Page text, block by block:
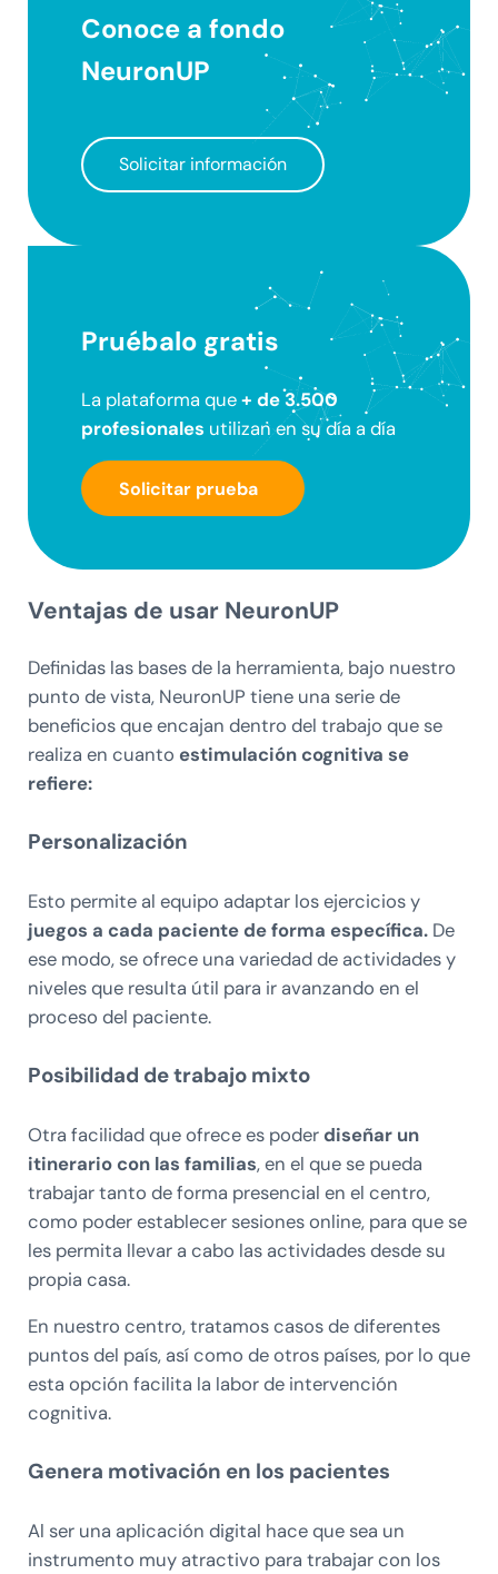
Conoce a fondo
NeuronUP
Solicitar información
Pruébalo gratis
La plataforma que+ de 3.500
profesionales utilizan en su día a día
Solicitar prueba
Ventajas de usar NeuronUP
Definidas las bases de la herramienta, bajo nuestro
punto de vista, NeuronUP tiene una serie de
beneficios que encajan dentro del trabajo que se
realiza en cuanto estimulación cognitiva se
refiere:
Personalización
Esto permite al equipo adaptar los ejercicios y
juegos a cada paciente de forma específica.De
ese modo, se ofrece una variedad de actividades y
niveles que resulta útil para ir avanzando en el
proceso del paciente.
Posibilidad de trabajo mixto
Otra facilidad que ofrece es poder diseñar un
itinerario con las familias, en el que se pueda
trabajar tanto de forma presencial en el centro,
como poder establecer sesiones online, para que se
les permita llevar a cabo las actividades desde su
propia casa.
En nuestro centro, tratamos casos de diferentes
puntos del país, así como de otros países, por lo que
esta opción facilita la labor de intervención
cognitiva.
Genera motivación en los pacientes
Al ser una aplicación digital hace que sea un
instrumento muy atractivo para trabajar con los